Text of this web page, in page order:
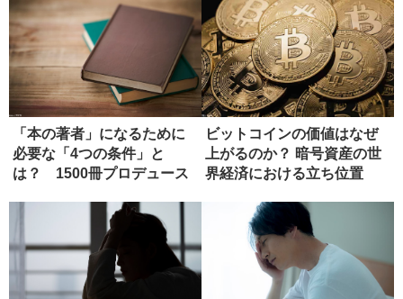
「本の著者」になるために
必要な「4つの条件」と
は？ 1500冊プロデュース
ビットコインの価値はなぜ
上がるのか？ 暗号資産の世
界経済における立ち位置